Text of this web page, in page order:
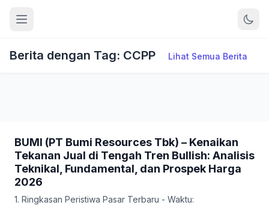
Berita dengan Tag: CCPP Lihat Semua Berita
BUMI (PT Bumi Resources Tbk) – Kenaikan
Tekanan Jual di Tengah Tren Bullish: Analisis
Teknikal, Fundamental, dan Prospek Harga
2026
1. Ringkasan Peristiwa Pasar Terbaru - Waktu: